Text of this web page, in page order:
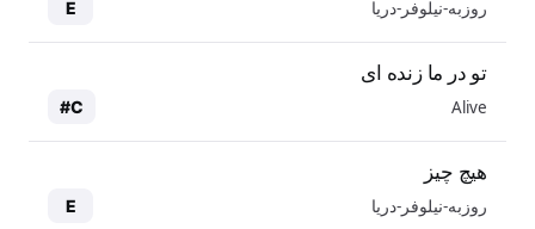
روزبه-نیلوفر-دریا E
تو در ما زنده ای
Alive
C#
هیچ چیز
روزبه-نیلوفر-دریا E